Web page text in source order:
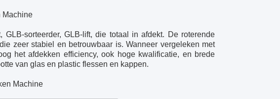
Machine
sorteerder, GLB-lift, die totaal in afdekt. De roterende
zeer stabiel en betrouwbaar is. Wanneer vergeleken met
het afdekken efficiency, ook hoge kwalificatie, en brede
van glas en plastic flessen en kappen.
Machine